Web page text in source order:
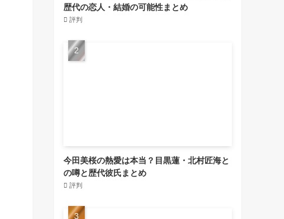
歴代の恋人・結婚の可能性まとめ
評判
今田美桜の熱愛は本当？目黒蓮・北村匠海と
の噂と歴代彼氏まとめ
評判